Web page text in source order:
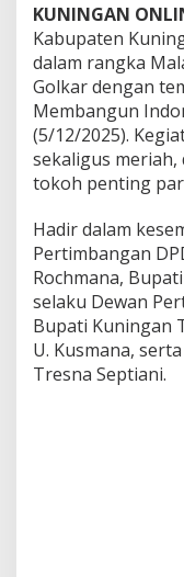
KUNINGAN
Kabupaten
dalam rangka
Golkar dengan
Membangun
(5/12/2025).
sekaligus
tokoh penting
Hadir dalam
Pertimbangan
Rochmana,
selaku Dewan
Bupati Kuningan
U. Kusmana,
Tresna Septiani.